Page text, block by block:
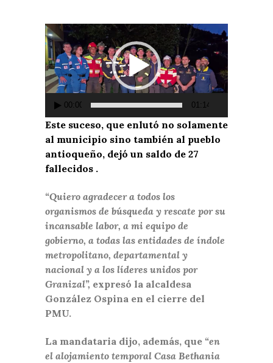
de
vídeo
00:00 01:14
Este suceso, que enlutó no solamente
al municipio sino también al pueblo
antioqueño, dejó un saldo de 27
fallecidos .
“Quiero agradecer a todos los
organismos de búsqueda y rescate por su
incansable labor, a mi equipo de
gobierno, a todas las entidades de índole
metropolitano, departamental y
nacional y a los líderes unidos por
Granizal”, expresó la alcaldesa
González Ospina en el cierre del
PMU.
La mandataria dijo, además, que “en
el alojamiento temporal Casa Bethania